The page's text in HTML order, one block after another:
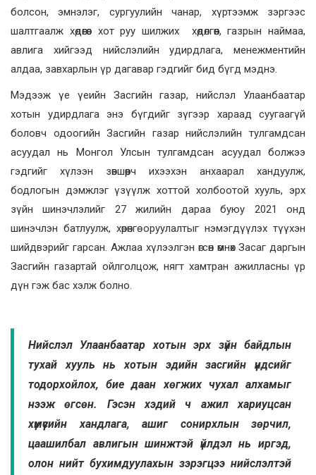
болсон, эмнэлэг, сургуулийн чанар, хүртээмж зэргээс
шалтгаалж хөдөөгөөс хот руу шилжих хөдөлгөөн, газрын наймаа,
авлига хийгээд нийслэлийн удирдлага, менежментийн
алдаа, завхарлын үр дагавар гэдгийг бид бүгд мэднэ.
Мэдээж үе үеийн Засгийн газар, нийслэл Улаанбаатар
хотын удирдлага энэ бүгдийг зүгээр хараад суугаагүй
боловч одоогийн Засгийн газар нийслэлийн тулгамдсан
асуудал нь Монгол Улсын тулгамдсан асуудал болжээ
гэдгийг хүлээн зөвшөөрч ихээхэн анхаарал хандуулж,
бодлогын дэмжлэг үзүүлж хоттой холбоотой хууль, эрх
зүйн шинэчлэлийг 27 жилийн дараа буюу 2021 онд
шинэчлэн батлуулж, хөрөнгө оруулалтыг нэмэгдүүлэх түүхэн
шийдвэрийг гарсан. Ажлаа хүлээлгэн өгсөн өмнөх Засаг даргын
Засгийн газартай ойлголцож, нягт хамтран ажилласны үр
дүн гэж бас хэлж болно.
Нийслэл Улаанбаатар хотын эрх зүйн байдлын
тухай хууль нь хотын эдийн засгийн үндсийг
тодорхойлох, бие даан хөгжих чухал алхамыг
нээж өгсөн. Гэсэн хэдий ч ажил хариуцсан
хүмүүсийн хандлага, ашиг сонирхлын зөрчил,
цаашилбал авлигын шинжтэй үйлдэл нь иргэд,
олон нийт бухимдуулахын зэрэгцээ нийслэлтэй